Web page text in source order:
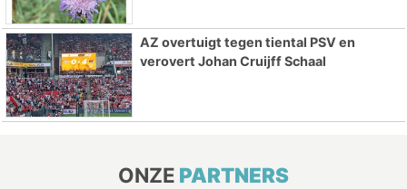
AZ overtuigt tegen tiental PSV en
verovert Johan Cruijff Schaal
ONZE PARTNERS